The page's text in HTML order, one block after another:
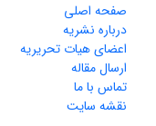
صفحه اصلی
درباره نشریه
اعضای هیات تحریریه
ارسال مقاله
تماس با ما
نقشه سایت